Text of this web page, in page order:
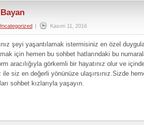
| Kasım 11, 2016
şeyi yaşantılamak istermisiniz en özel
için hemen bu sohbet hatlarındaki bu
aracılığıyla görkemli bir hayatınız olur ve
ile siz en değerli yönünüze ulaşırsınız.Sizde
sohbet kızlarıyla yaşayın.